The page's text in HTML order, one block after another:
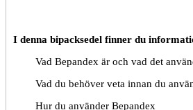
I denna bipacksedel finner du
Vad Bepandex är och vad det
Vad du behöver veta innan du
Hur du använder Bepandex